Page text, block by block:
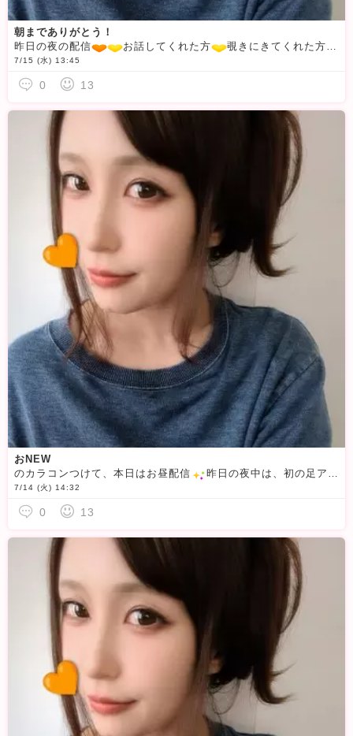
朝までありがとう！
昨日の夜の配信
お話してくれた方 覗きにきてくれた方
7/15 (水) 13:45
0 13
おNEW
のカラコンつけて、本日はお昼配信
昨日の夜中は、初の足アングルで配信
7/14 (火) 14:32
0 13